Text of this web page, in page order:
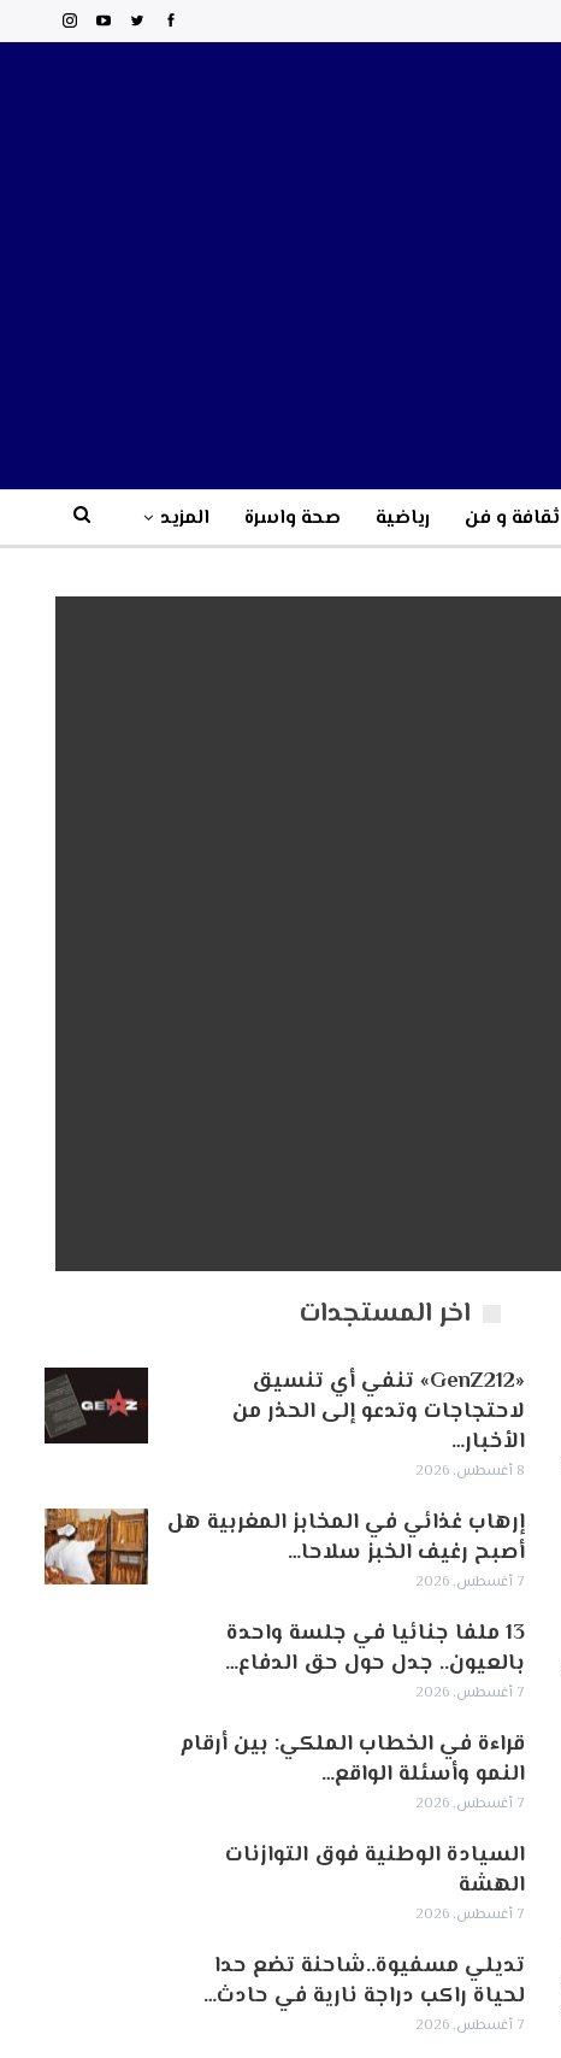
ثقافة و فن رياضية صحة واسرة المزيد
اخر المستجدات
«GenZ212» تنفي أي تنسيق
لاحتجاجات وتدعو إلى الحذر من
الأخبار…
8 أغسطس, 2026
إرهاب غذائي في المخابز المغربية هل
أصبح رغيف الخبز سلاحا…
7 أغسطس, 2026
13 ملفا جنائيا في جلسة واحدة
بالعيون.. جدل حول حق الدفاع…
7 أغسطس, 2026
قراءة في الخطاب الملكي: بين أرقام
النمو وأسئلة الواقع…
7 أغسطس, 2026
السيادة الوطنية فوق التوازنات
الهشة
7 أغسطس, 2026
تديلي مسفيوة..شاحنة تضع حدا
لحياة راكب دراجة نارية في حادث…
7 أغسطس, 2026